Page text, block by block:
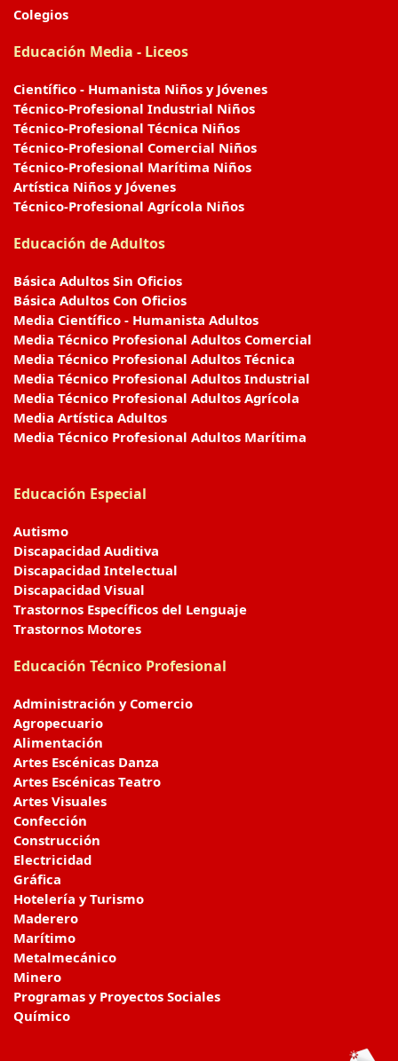
Colegios
Educación Media - Liceos
Científico - Humanista Niños y Jóvenes
Técnico-Profesional Industrial Niños
Técnico-Profesional Técnica Niños
Técnico-Profesional Comercial Niños
Técnico-Profesional Marítima Niños
Artística Niños y Jóvenes
Técnico-Profesional Agrícola Niños
Educación de Adultos
Básica Adultos Sin Oficios
Básica Adultos Con Oficios
Media Científico - Humanista Adultos
Media Técnico Profesional Adultos Comercial
Media Técnico Profesional Adultos Técnica
Media Técnico Profesional Adultos Industrial
Media Técnico Profesional Adultos Agrícola
Media Artística Adultos
Media Técnico Profesional Adultos Marítima
Educación Especial
Autismo
Discapacidad Auditiva
Discapacidad Intelectual
Discapacidad Visual
Trastornos Específicos del Lenguaje
Trastornos Motores
Educación Técnico Profesional
Administración y Comercio
Agropecuario
Alimentación
Artes Escénicas Danza
Artes Escénicas Teatro
Artes Visuales
Confección
Construcción
Electricidad
Gráfica
Hotelería y Turismo
Maderero
Marítimo
Metalmecánico
Minero
Programas y Proyectos Sociales
Químico